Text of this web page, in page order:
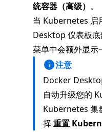
统容器（高级） 。
当 Kubernetes 启
Desktop 仪表板
菜单中会额外显示
注意
Docker
自动升级您的
Kubernetes 集
择 重置